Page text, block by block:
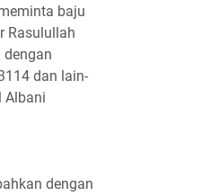
baju
Rasulullah
dan lain-
Albani
dengan